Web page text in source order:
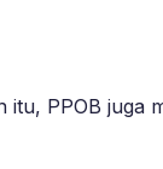
PPOB juga